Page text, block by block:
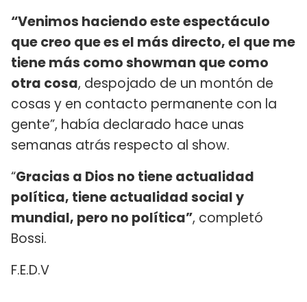
“Venimos haciendo este espectáculo
que creo que es el más directo, el que me
tiene más como showman que como
otra cosa, despojado de un montón de
cosas y en contacto permanente con la
gente”, había declarado hace unas
semanas atrás respecto al show.
“Gracias a Dios no tiene actualidad
política, tiene actualidad social y
mundial, pero no política”, completó
Bossi.
F.E.D.V